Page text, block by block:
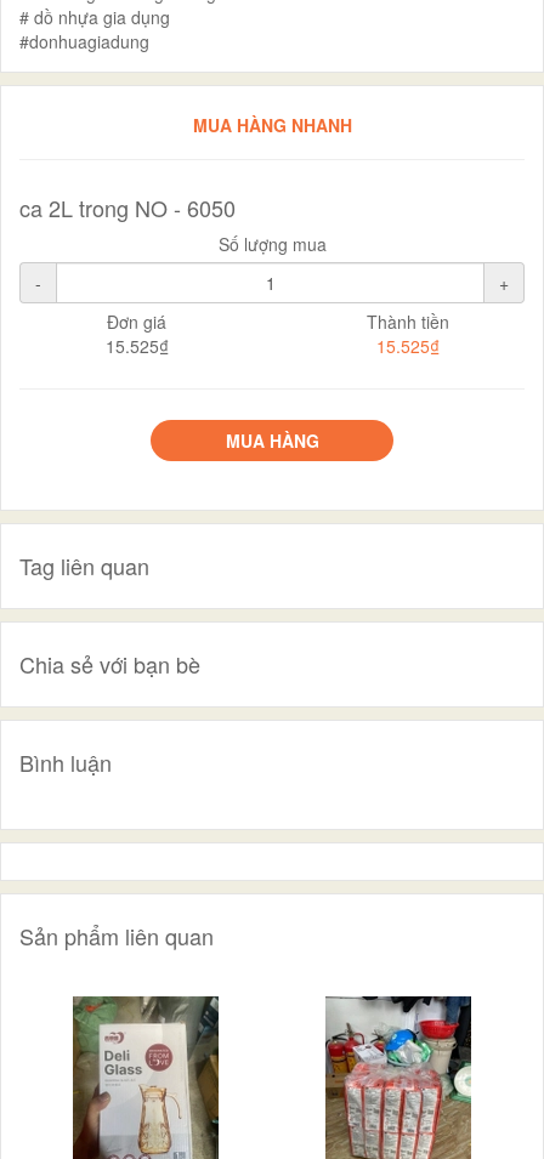
# dồ nhựa gia dụng
#donhuagiadung
MUA HÀNG NHANH
ca 2L trong NO - 6050
Số lượng mua
-
+
Đơn giá
15.525₫
Thành tiền
15.525₫
MUA HÀNG
Tag liên quan
Chia sẻ với bạn bè
Bình luận
Sản phẩm liên quan